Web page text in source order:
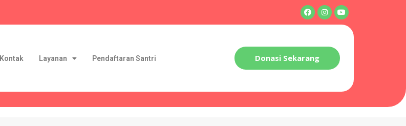
Kontak Layanan Pendaftaran Santri Donasi Sekarang